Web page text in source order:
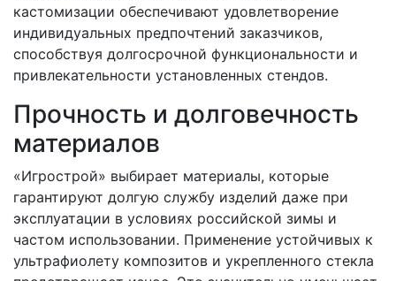
кастомизации обеспечивают удовлетворение
индивидуальных предпочтений заказчиков,
способствуя долгосрочной функциональности и
привлекательности установленных стендов.
Прочность и долговечность
материалов
«Игрострой» выбирает материалы, которые
гарантируют долгую службу изделий даже при
эксплуатации в условиях российской зимы и
частом использовании. Применение устойчивых к
ультрафиолету композитов и укрепленного стекла